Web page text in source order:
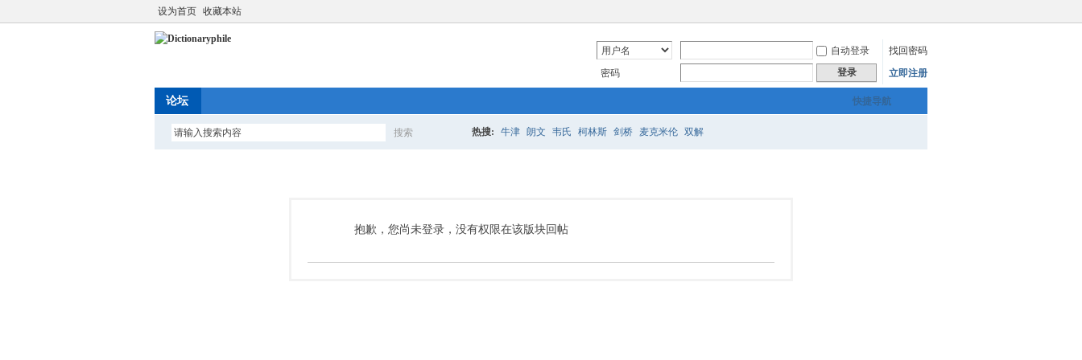
设为首页 收藏本站
自动登录
找回密码
密码
登录 立即注册
快捷导航
论坛
搜索
索
热搜: 牛津 朗文 韦氏 柯林斯 剑桥 麦克米伦 双解
抱歉，您尚未登录，没有权限在该版块回帖